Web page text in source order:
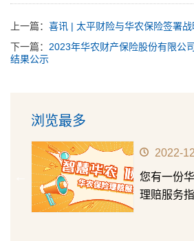
上一篇： 喜讯 | 太平财险与华农保险签署
下一篇： 2023年华农财产保险股份有限公
结果公示
浏览最多
2022-
您有一份
理赔服务